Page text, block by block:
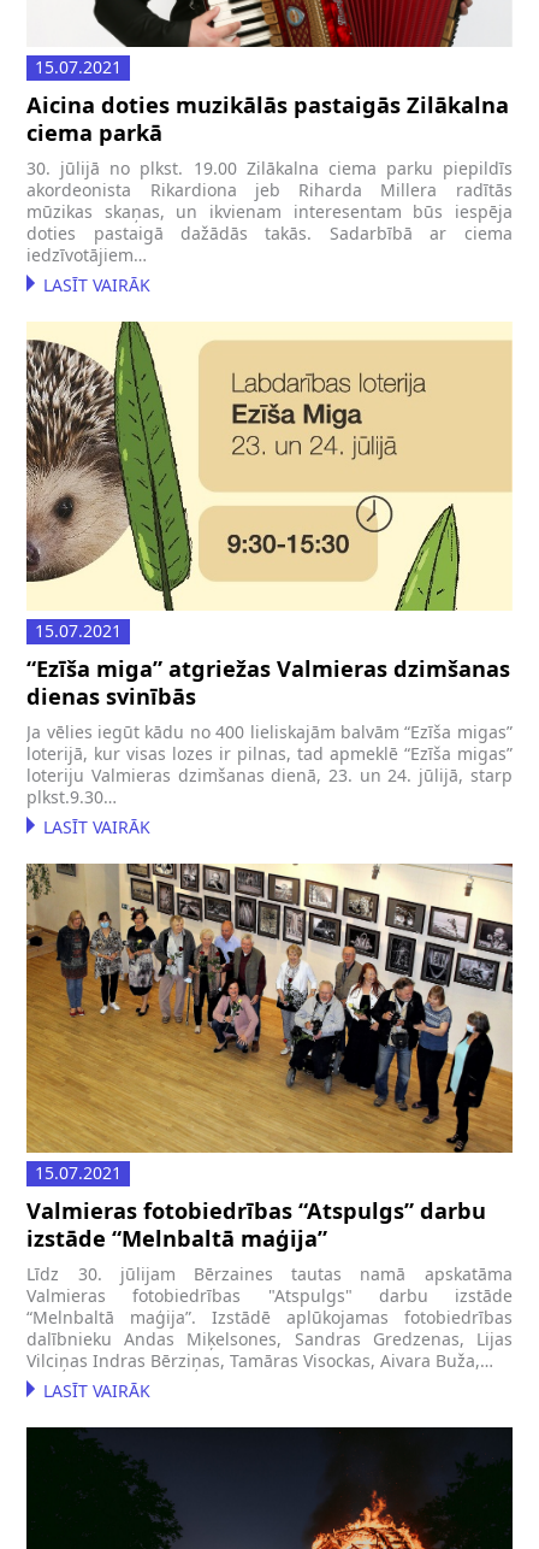
15.07.2021
Aicina doties muzikālās pastaigās Zilākalna
ciema parkā
30. jūlijā no plkst. 19.00 Zilākalna ciema parku piepildīs
akordeonista Rikardiona jeb Riharda Millera radītās
mūzikas skaņas, un ikvienam interesentam būs iespēja
doties pastaigā dažādās takās. Sadarbībā ar ciema
iedzīvotājiem…
LASĪT VAIRĀK
15.07.2021
“Ezīša miga” atgriežas Valmieras dzimšanas
dienas svinībās
Ja vēlies iegūt kādu no 400 lieliskajām balvām “Ezīša migas”
loterijā, kur visas lozes ir pilnas, tad apmeklē “Ezīša migas”
loteriju Valmieras dzimšanas dienā, 23. un 24. jūlijā, starp
plkst.9.30…
LASĪT VAIRĀK
15.07.2021
Valmieras fotobiedrības “Atspulgs” darbu
izstāde “Melnbaltā maģija”
Līdz 30. jūlijam Bērzaines tautas namā apskatāma
Valmieras fotobiedrības "Atspulgs" darbu izstāde
“Melnbaltā maģija”. Izstādē aplūkojamas fotobiedrības
dalībnieku Andas Miķelsones, Sandras Gredzenas, Lijas
Vilciņas Indras Bērziņas, Tamāras Visockas, Aivara Buža,…
LASĪT VAIRĀK